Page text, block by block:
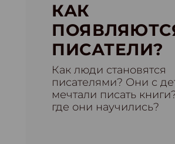
КАК
ПИСАТЕЛИ?
Как люди становятся
писателями? Они с
мечтали писать
где они научились?